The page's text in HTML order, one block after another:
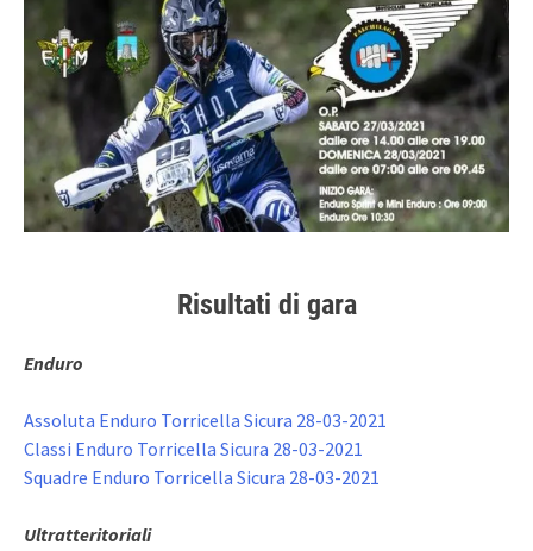
Risultati di gara
Enduro
Assoluta Enduro Torricella Sicura 28-03-2021
Classi Enduro Torricella Sicura 28-03-2021
Squadre Enduro Torricella Sicura 28-03-2021
Ultratteritoriali